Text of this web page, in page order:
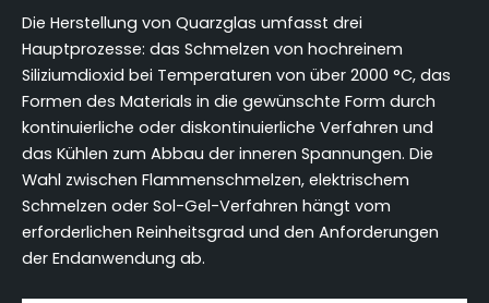
Wie sehen die Herstellungsverfahren im Hinblick
auf Qualität und Kosten aus?
Was sind die kritischen Kostenfaktoren bei der
Herstellung von Quarzglas?
Wie kann man die Fertigungskapazitäten bei der
Auswahl von Zulieferern bewerten?
Welche Qualitätskontrollstandards sollten Sie von
den Herstellern erwarten?
Entscheidungsrahmen für die Auswahl von
Quarzglasherstellungsmethoden
Die Herstellung von Quarzglas umfasst drei
Hauptprozesse: das Schmelzen von hochreinem
Siliziumdioxid bei Temperaturen von über 2000 °C, das
Formen des Materials in die gewünschte Form durch
kontinuierliche oder diskontinuierliche Verfahren und
das Kühlen zum Abbau der inneren Spannungen. Die
Wahl zwischen Flammenschmelzen, elektrischem
Schmelzen oder Sol-Gel-Verfahren hängt vom
erforderlichen Reinheitsgrad und den Anforderungen
der Endanwendung ab.